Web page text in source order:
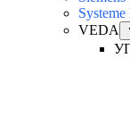
VEDA